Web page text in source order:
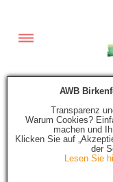
AWB
Transparenz
Warum Cookies?
machen und
Klicken Sie auf
der
Lesen Sie